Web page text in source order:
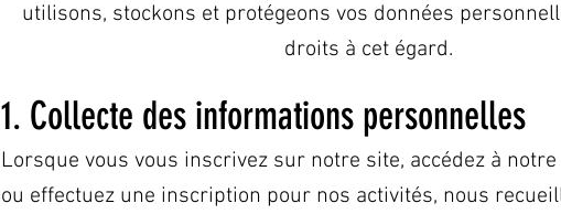
utilisons, stockons et protégeons vos données
droits à cet égard.
1. Collecte des informations personnelles
Lorsque vous vous inscrivez sur notre site, accédez à
ou effectuez une inscription pour nos activités, nous